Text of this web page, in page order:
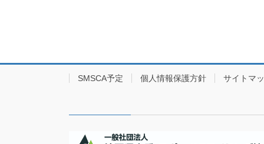
SMSCA予定 個人情報保護方針 サイトマ